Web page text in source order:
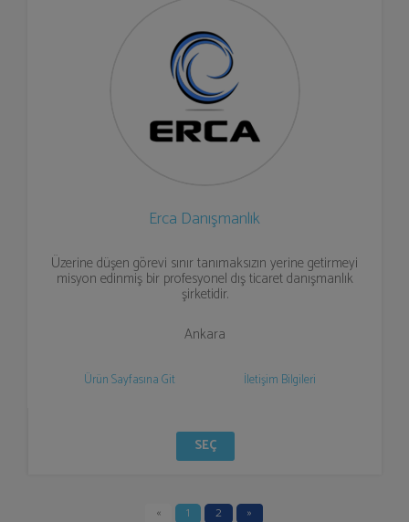
Erca Danışmanlık
Üzerine düşen görevi sınır tanımaksızın yerine getirmeyi
misyon edinmiş bir profesyonel dış ticaret danışmanlık
şirketidir.
Ankara
Ürün Sayfasına Git İletişim Bilgileri
SEÇ
« 1 2 »